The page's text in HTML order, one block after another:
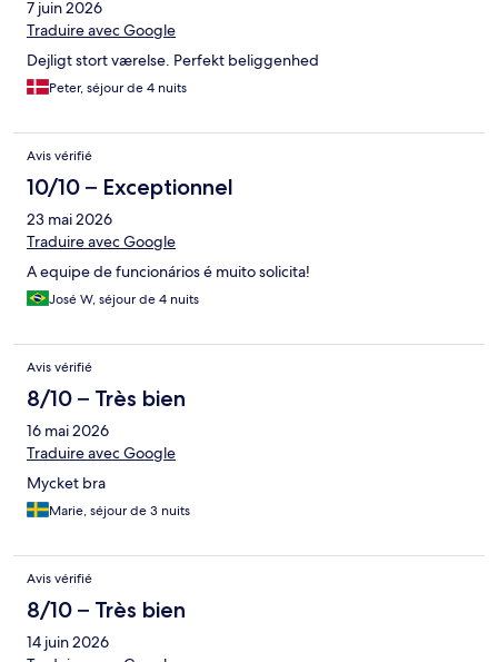
7 juin 2026
Traduire avec Google
Dejligt stort værelse. Perfekt beliggenhed
Peter, séjour de 4 nuits
Avis vérifié
10/10 – Exceptionnel
23 mai 2026
Traduire avec Google
A equipe de funcionários é muito solicita!
José W, séjour de 4 nuits
Avis vérifié
8/10 – Très bien
16 mai 2026
Traduire avec Google
Mycket bra
Marie, séjour de 3 nuits
Avis vérifié
8/10 – Très bien
14 juin 2026